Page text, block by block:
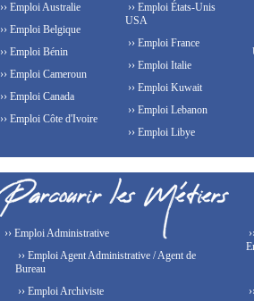
›› Emploi Australie
›› Emploi Belgique
›› Emploi Bénin
›› Emploi Cameroun
›› Emploi Canada
›› Emploi Côte d'Ivoire
›› Emploi États-Unis
USA
›› Emploi France
›› Emploi Italie
›› Emploi Kuwait
›› Emploi Lebanon
›› Emploi Libye
›› Emploi Administrative
›› Emploi Agent Administrative / Agent de
Bureau
›› Emploi Archiviste